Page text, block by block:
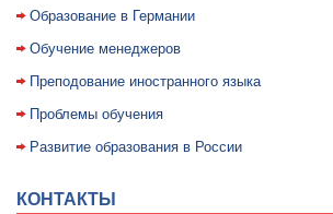
Образование в Германии
Обучение менеджеров
Преподование иностранного языка
Проблемы обучения
Развитие образования в России
КОНТАКТЫ